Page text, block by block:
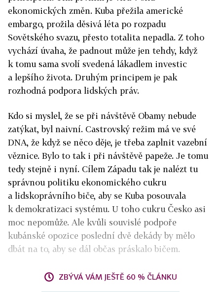
ekonomických změn. Kuba přežila americké
embargo, prožila děsivá léta po rozpadu
Sovětského svazu, přesto totalita nepadla. Z toho
vychází úvaha, že padnout může jen tehdy, když
k tomu sama svolí svedená lákadlem investic
a lepšího života. Druhým principem je pak
rozhodná podpora lidských práv.
Kdo si myslel, že se při návštěvě Obamy nebude
zatýkat, byl naivní. Castrovský režim má ve své
DNA, že když se něco děje, je třeba zaplnit vazební
věznice. Bylo to tak i při návštěvě papeže. Je tomu
tedy stejně i nyní. Cílem Západu tak je nalézt tu
správnou politiku ekonomického cukru
a lidskoprávního biče, aby se Kuba posouvala
k demokratizaci systému. U toho cukru Česko asi
moc nepomůže. Ale kvůli souvislé podpoře
kubánské opozice poslední dvě dekády by mělo
dbát na to, aby se dál občas práskalo bičem.
ZBÝVÁ VÁM JEŠTĚ 60 % ČLÁNKU